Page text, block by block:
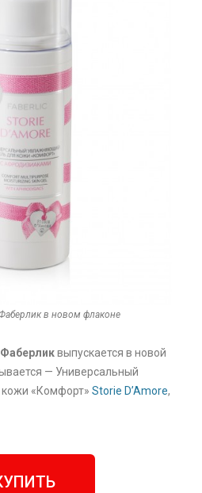
в новом флаконе
выпускается в новой
— Универсальный
«Комфорт» Storie D’Amore,